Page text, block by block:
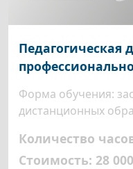
Педагогическая
Форма обучения:
дистанционных
Количество
Стоимость: 28 000